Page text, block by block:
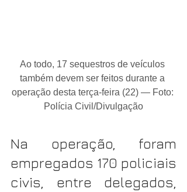
Ao todo, 17 sequestros de veículos
também devem ser feitos durante a
operação desta terça-feira (22) — Foto:
Polícia Civil/Divulgação
Na operação, foram
empregados 170 policiais
civis, entre delegados,